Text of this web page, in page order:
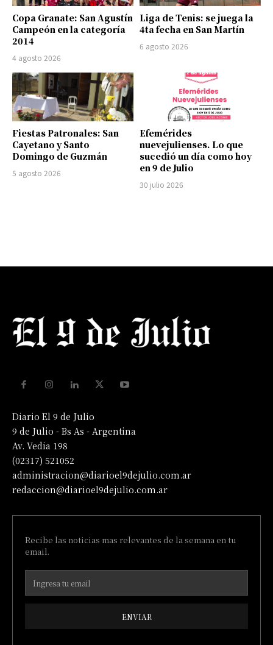
Copa Granate: San Agustín
Campeón en la categoría
2014
4 agosto 2026
Liga de Tenis: se juega la
4ta fecha en San Martín
6 agosto 2026
Fiestas Patronales: San
Cayetano y Santo
Domingo de Guzmán
5 agosto 2026
Efemérides
nuevejulienses. Lo que
sucedió un día como hoy
en 9 de Julio
30 julio 2026
Diario El 9 de Julio
9 de Julio - Bs As - Argentina
Av. Vedia 198
(02317) 521052
administracion@diarioel9dejulio.com.ar
redaccion@diarioel9dejulio.com.ar
Recibe las noticias mas relevantes de la semana en tu
email.
ENVIAR